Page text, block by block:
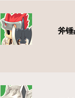
斧锤